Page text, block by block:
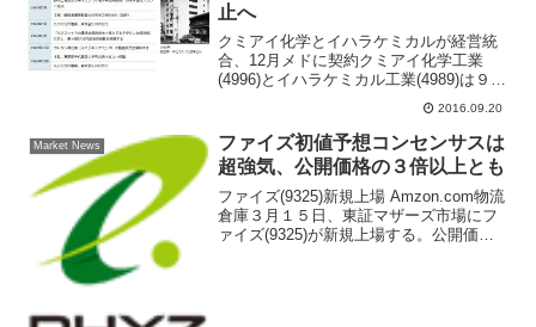
止へ
クミアイ化学とイハラケミカルが経営統
合、12月メドに契約クミアイ化学工業
(4996)とイハラケミカル工業(4989)は９月
２０日引け後、経営統合に関する基本合
意書を締結したと発表した。１２月中旬
をメドに最終契約を締結し、来年５月１
日の本統合...
2016.09.20
Market News
ファイズ初値予想コンセンサスは
超強気、公開価格の３倍以上とも
ファイズ(9325)新規上場 Amzon.com物流
倉庫３月１５日、東証マザーズ市場にフ
ァイズ(9325)が新規上場する。公開価格